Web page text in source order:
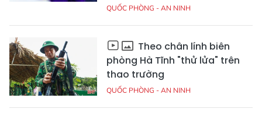
QUỐC PHÒNG - AN NINH
Theo chân lính biên
phòng Hà Tĩnh "thử lửa" trên
thao trường
QUỐC PHÒNG - AN NINH